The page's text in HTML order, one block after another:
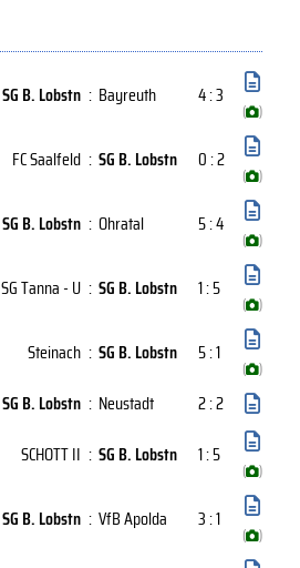
SG B. Lobstn : Bayreuth 4 : 3
( )
FC Saalfeld : SG B. Lobstn 0 : 2
( )
SG B. Lobstn : Ohratal 5 : 4
( )
SG Tanna - U : SG B. Lobstn 1 : 5
( )
Steinach : SG B. Lobstn 5 : 1
( )
SG B. Lobstn : Neustadt
2 : 2
SCHOTT II : SG B. Lobstn 1 : 5
( )
SG B. Lobstn : VfB Apolda 3 : 1
( )